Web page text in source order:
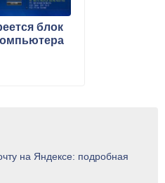
блок
на Яндексе: подробная